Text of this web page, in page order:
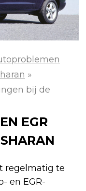
»
bij de
EGR
regelmatig te
en EGR-